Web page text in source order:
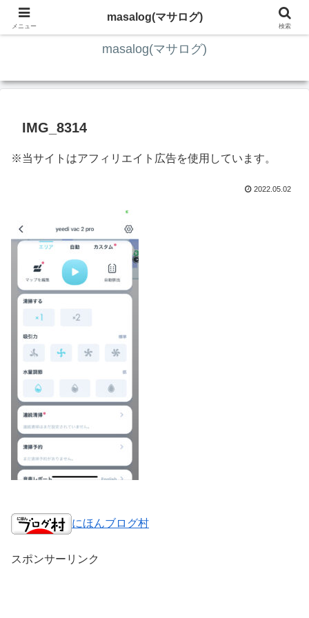
ITの知識4割・ガジェット4割・その他2割 の趣味ブログ
masalog(マサログ)
IMG_8314
※当サイトはアフィリエイト広告を使用しています。
2022.05.02
にほんブログ村
スポンサーリンク
メニュー
masalog(マサログ)
検索